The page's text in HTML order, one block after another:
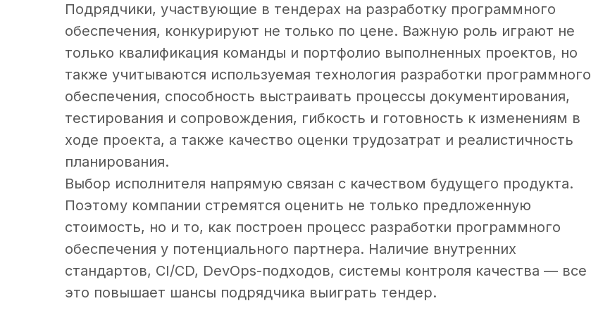
Подрядчики, участвующие в тендерах на разработку программного
обеспечения, конкурируют не только по цене. Важную роль играют не
только квалификация команды и портфолио выполненных проектов, но
также учитываются используемая технология разработки программного
обеспечения, способность выстраивать процессы документирования,
тестирования и сопровождения, гибкость и готовность к изменениям в
ходе проекта, а также качество оценки трудозатрат и реалистичность
планирования.
Выбор исполнителя напрямую связан с качеством будущего продукта.
Поэтому компании стремятся оценить не только предложенную
стоимость, но и то, как построен процесс разработки программного
обеспечения у потенциального партнера. Наличие внутренних
стандартов, CI/CD, DevOps-подходов, системы контроля качества — все
это повышает шансы подрядчика выиграть тендер.